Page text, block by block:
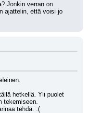
Jonkin verran on
ajattelin, että voisi jo
hetkellä. Yli puolet
tekemiseen.
tehdä. :(